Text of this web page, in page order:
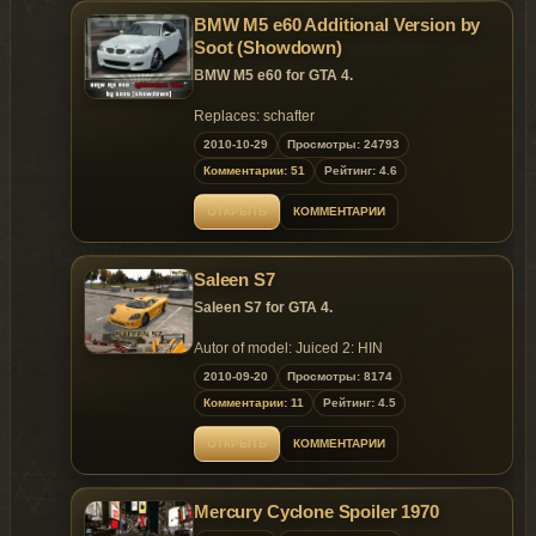
Changes in v.1.4:
- New outer doorseals;
- New tires;
- Added a Rockwell Collins iForce
the laptop;
- Added a rear-facing radar device;
- Added floor carpet;
- A few minor bugfixes.
Changes in v.1.5:
- Side marking lights have been edited;
- Minor texture changes;
- Edited handling line;
Changes in v.1.6:
- Darker rear defrost.
BMW M5 e60 Additional Version by
Soot (Showdown)
BMW M5 e60 for GTA 4.
Replaces: schafter
~ GTAMANIA EXCLUSIVE ~
2010-10-29
Просмотры: 24793
Комментарии: 51
Рейтинг: 4.6
КОММЕНТАРИИ
Saleen S7
Saleen S7 for GTA 4.
Autor of model: Juiced 2: HIN
Convert by: CyRaX
Features:
Model supports all the main features
GTA IV;
Own COL;
Customized materials;
etc...
Replaces: infernus
2010-09-20
Просмотры: 8174
Комментарии: 11
Рейтинг: 4.5
КОММЕНТАРИИ
Mercury Cyclone Spoiler 1970